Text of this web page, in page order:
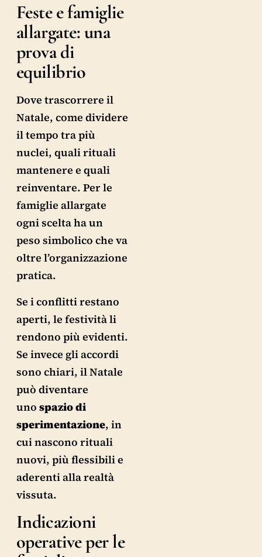
Feste e famiglie
allargate: una
prova di
equilibrio
Dove trascorrere il
Natale, come dividere
il tempo tra più
nuclei, quali rituali
mantenere e quali
reinventare. Per le
famiglie allargate
ogni scelta ha un
peso simbolico che va
oltre l’organizzazione
pratica.
Se i conflitti restano
aperti, le festività li
rendono più evidenti.
Se invece gli accordi
sono chiari, il Natale
può diventare
uno spazio di
sperimentazione, in
cui nascono rituali
nuovi, più flessibili e
aderenti alla realtà
vissuta.
Indicazioni
operative per le